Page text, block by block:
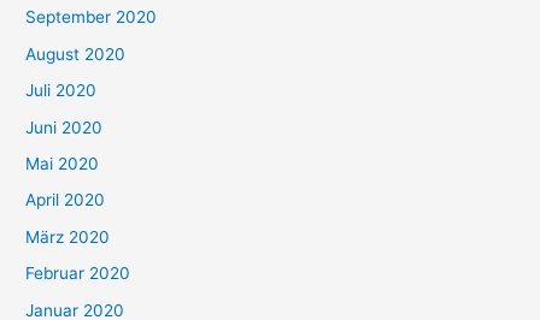
September 2020
August 2020
Juli 2020
Juni 2020
Mai 2020
April 2020
März 2020
Februar 2020
Januar 2020